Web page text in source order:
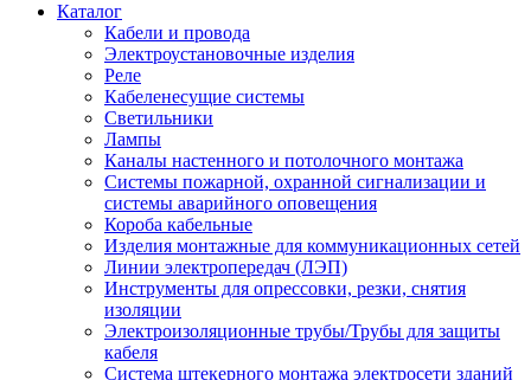
Каталог
Кабели и провода
Электроустановочные изделия
Реле
Кабеленесущие системы
Светильники
Лампы
Каналы настенного и потолочного монтажа
Системы пожарной, охранной сигнализации и
системы аварийного оповещения
Короба кабельные
Изделия монтажные для коммуникационных сетей
Линии электропередач (ЛЭП)
Инструменты для опрессовки, резки, снятия
изоляции
Электроизоляционные трубы/Трубы для защиты
кабеля
Система штекерного монтажа электросети зданий